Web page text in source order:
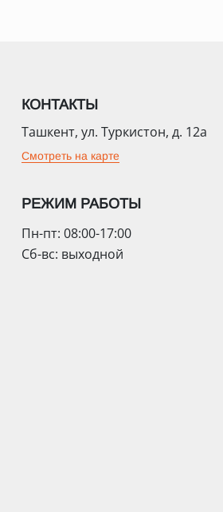
КОНТАКТЫ
Ташкент, ул. Туркистон, д. 12а
Смотреть на карте
РЕЖИМ РАБОТЫ
Пн-пт: 08:00-17:00
Сб-вс: выходной